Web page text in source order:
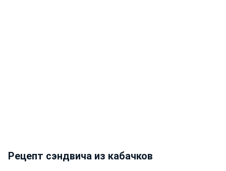
Рецепт сэндвича из кабачков